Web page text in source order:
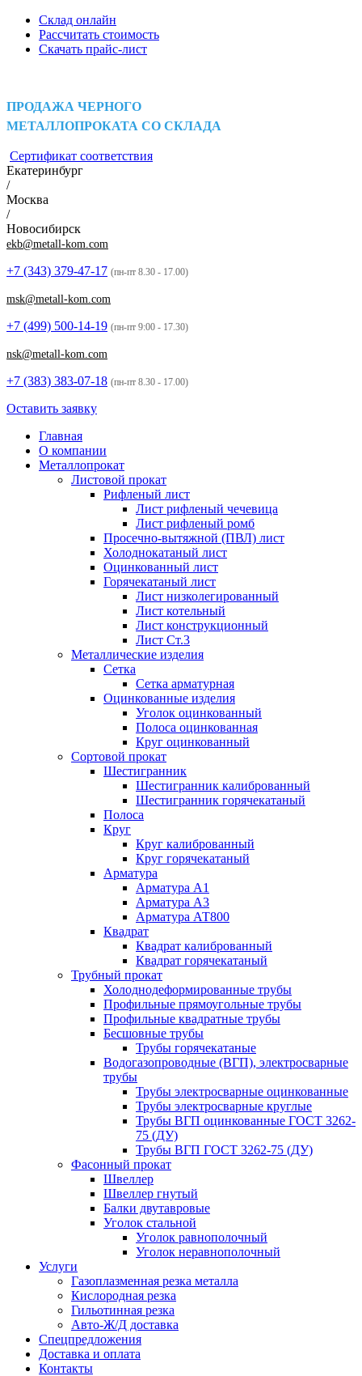
Склад онлайн
Рассчитать стоимость
Скачать прайс-лист
ПРОДАЖА ЧЕРНОГО
МЕТАЛЛОПРОКАТА СО СКЛАДА
Сертификат соответствия
Екатеринбург
/
Москва
/
Новосибирск
ekb@metall-kom.com
+7 (343) 379-47-17 (пн-пт 8.30 - 17.00)
msk@metall-kom.com
+7 (499) 500-14-19 (пн-пт 9:00 - 17.30)
nsk@metall-kom.com
+7 (383) 383-07-18 (пн-пт 8.30 - 17.00)
Оставить заявку
Главная
О компании
Металлопрокат
Листовой прокат
Рифленый лист
Лист рифленый чечевица
Лист рифленый ромб
Просечно-вытяжной (ПВЛ) лист
Холоднокатаный лист
Оцинкованный лист
Горячекатаный лист
Лист низколегированный
Лист котельный
Лист конструкционный
Лист Ст.3
Металлические изделия
Сетка
Сетка арматурная
Оцинкованные изделия
Уголок оцинкованный
Полоса оцинкованная
Круг оцинкованный
Сортовой прокат
Шестигранник
Шестигранник калиброванный
Шестигранник горячекатаный
Полоса
Круг
Круг калиброванный
Круг горячекатаный
Арматура
Арматура А1
Арматура А3
Арматура АТ800
Квадрат
Квадрат калиброванный
Квадрат горячекатаный
Трубный прокат
Холоднодеформированные трубы
Профильные прямоугольные трубы
Профильные квадратные трубы
Бесшовные трубы
Трубы горячекатаные
Водогазопроводные (ВГП), электросварные
трубы
Трубы электросварные оцинкованные
Трубы электросварные круглые
Трубы ВГП оцинкованные ГОСТ 3262-
75 (ДУ)
Трубы ВГП ГОСТ 3262-75 (ДУ)
Фасонный прокат
Швеллер
Швеллер гнутый
Балки двутавровые
Уголок стальной
Уголок равнополочный
Уголок неравнополочный
Услуги
Газоплазменная резка металла
Кислородная резка
Гильотинная резка
Авто-Ж/Д доставка
Спецпредложения
Доставка и оплата
Контакты